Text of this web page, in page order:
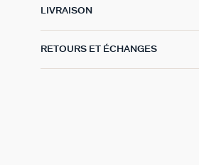
LIVRAISON
RETOURS ET ÉCHANGES